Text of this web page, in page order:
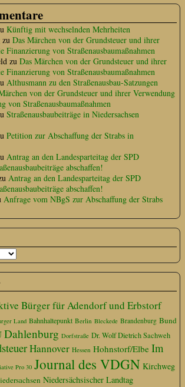
Künftig mit wechselnden Mehrheiten
zu Das Märchen von der Grundsteuer und ihrer
Finanzierung von Straßenausbaumaßnahmen
zu Das Märchen von der Grundsteuer und ihrer
Finanzierung von Straßenausbaumaßnahmen
Althusmann zu den Straßenausbau-Satzungen
von der Grundsteuer und ihrer Verwendung
von Straßenausbaumaßnahmen
Straßenausbaubeiträge in Niedersachsen
Petition zur Abschaffung der Strabs in
Antrag an den Landesparteitag der SPD
abschaffen!
Antrag an den Landesparteitag der SPD
abschaffen!
Anfrage vom NBgS zur Abschaffung der Strabs
Bürger für Adendorf und Erbstorf
Land Bahnhaltepunkt Berlin Bleckede Brandenburg Bund
Dahlenburg Dorfstraße Dr. Wolf Dietrich Sachweh
Hannover Hessen Hohnstorf/Elbe Im
Pro 30 Journal des VDGN Kirchweg
Niedersächsischer Landtag